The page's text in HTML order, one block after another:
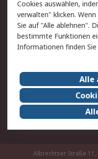
Lieferbedingungen
Cookie-Richtlinie
Impressum
Karriere bei RS
Qualität/Zertifikate
Event-Center
Albrechtser Straße 11,
Cookies auswählen,
verwalten" klicken.
Sie auf "Alle ablehnen".
bestimmte Funktionen
Informationen finden
Alle